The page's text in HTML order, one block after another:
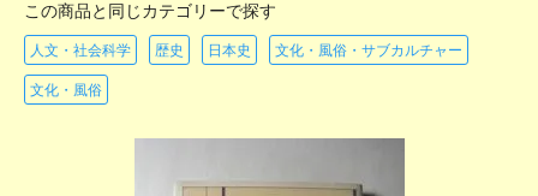
この商品と同じカテゴリーで探す
人文・社会科学 歴史 日本史 文化・風俗・サブカルチャー
文化・風俗